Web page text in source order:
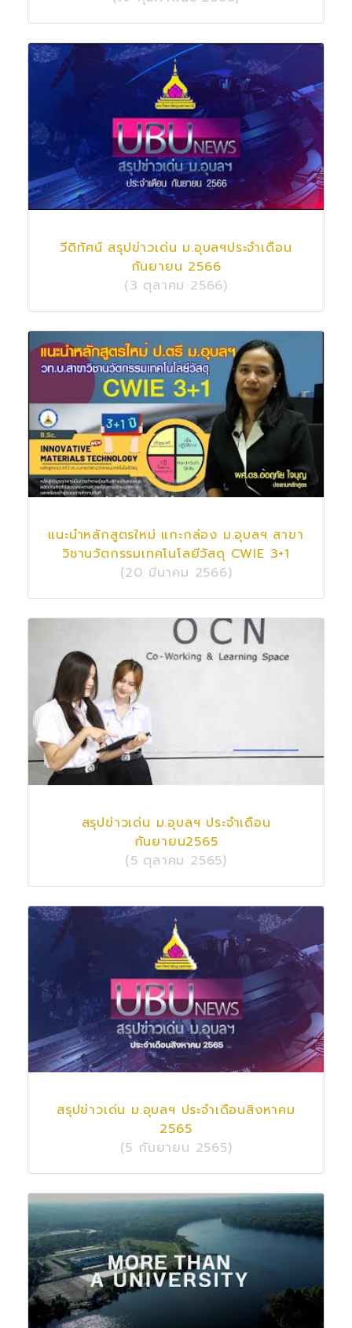
วีดิทัศน์ สรุปข่าวเด่น ม.อุบลฯประจำเดือน
กันยายน 2566
(3 ตุลาคม 2566)
แนะนำหลักสูตรใหม่ แกะกล่อง ม.อุบลฯ สาขา
วิชานวัตกรรมเทคโนโลยีวัสดุ CWIE 3+1
(20 มีนาคม 2566)
สรุปข่าวเด่น ม.อุบลฯ ประจำเดือน
กันยายน2565
(5 ตุลาคม 2565)
สรุปข่าวเด่น ม.อุบลฯ ประจำเดือนสิงหาคม
2565
(5 กันยายน 2565)